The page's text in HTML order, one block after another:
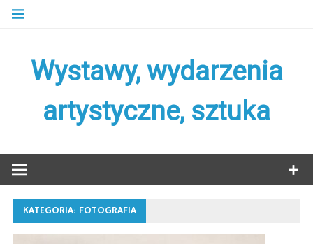
Skip
Wystawy, wydarzenia
artystyczne, sztuka
KATEGORIA: FOTOGRAFIA